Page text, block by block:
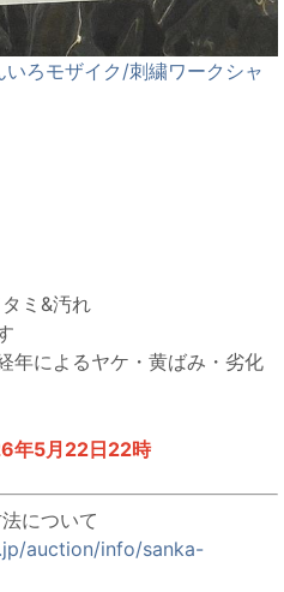
いろモザイク/刺繍ワークシャ
ミ&汚れ
年によるヤケ・黄ばみ・劣化
年5月22日22時
について
auction/info/sanka-